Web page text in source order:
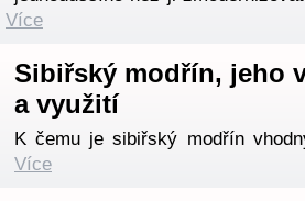
Více
Sibiřský modřín, jeho
a využití
K čemu je sibiřský modřín
Více